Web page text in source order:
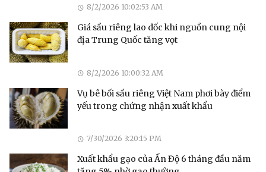
8/2/2026 10:02:53 AM
Giá sầu riêng lao dốc khi nguồn cung nội
địa Trung Quốc tăng vọt
8/2/2026 10:00:32 AM
Vụ bê bối sầu riêng Việt Nam phơi bày điểm
yếu trong chứng nhận xuất khẩu
7/30/2026 3:20:15 PM
Xuất khẩu gạo của Ấn Độ 6 tháng đầu năm